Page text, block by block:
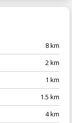
8 km
2 km
1 km
1.5 km
4 km